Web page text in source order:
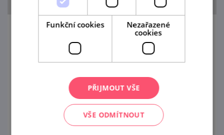
Josef Koudelka - Invaze 68
16. 5. — 20. 9. '26
Světově proslulý fotograf Josef Koudelka
přijal nabídku vystavit své ikonické snímky ve
svém rodném městě.
prohlédnout
Funkční cookies
Nezařazené
cookies
PŘIJMOUT VŠE
VŠE ODMÍTNOUT